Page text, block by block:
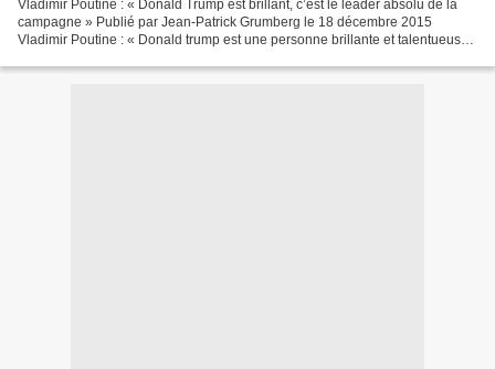
Vladimir Poutine : « Donald Trump est brillant, c’est le leader absolu de la
campagne » Publié par Jean-Patrick Grumberg le 18 décembre 2015
Vladimir Poutine : « Donald trump est une personne brillante et talentueuse,